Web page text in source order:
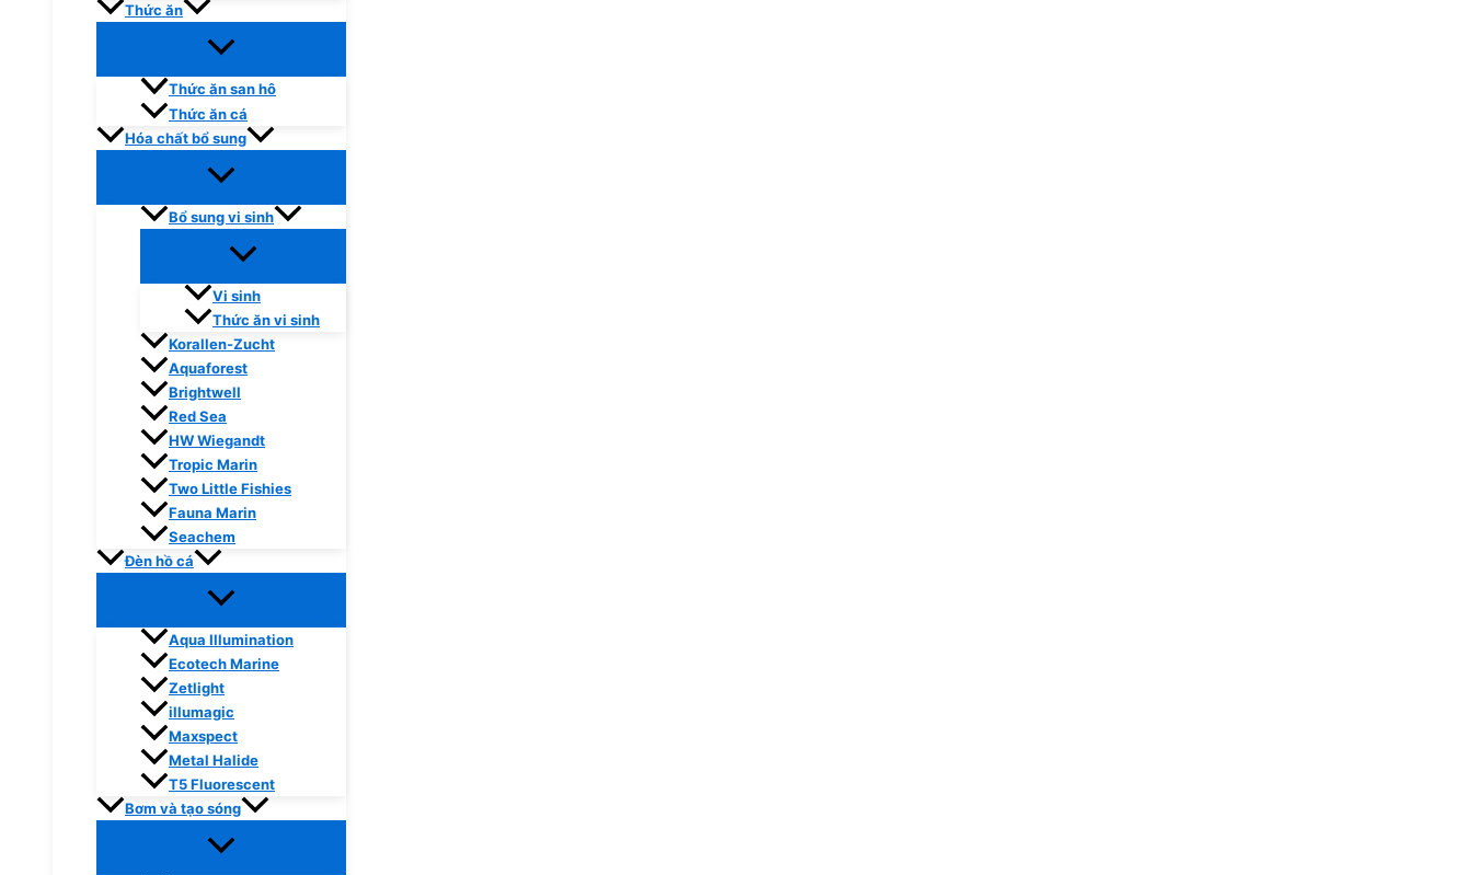
Thức ăn
Thức ăn san hô
Thức ăn cá
Hóa chất bổ sung
Bổ sung vi sinh
Vi sinh
Thức ăn vi sinh
Korallen-Zucht
Aquaforest
Brightwell
Red Sea
HW Wiegandt
Tropic Marin
Two Little Fishies
Fauna Marin
Seachem
Đèn hồ cá
Aqua Illumination
Ecotech Marine
Zetlight
illumagic
Maxspect
Metal Halide
T5 Fluorescent
Bơm và tạo sóng